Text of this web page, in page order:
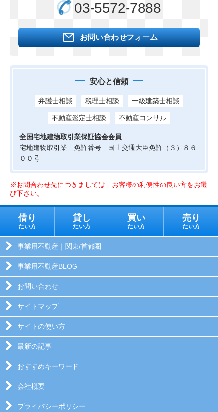
03-5572-7888
お問い合わせフォーム
安心と信頼
弁護士相談 税理士相談 一級建築士相談
不動産鑑定士相談 不動産コンサル
全国宅地建物取引業保証協会会員
宅地建物取引業 免許番号 国土交通大臣免許（３）８６
００号
※お問合わせ先につきましては、お客様の利便性の良い方をお選
び下さい。
借り
たい方
貸し
たい方
買い
たい方
売り
たい方
事業用不動産｜関東/首都圏
事業用不動産BLOG
お問い合わせ
サイトマップ
サイトの使い方
最新の記事
おすすめキーワード
会社概要
プライバシーポリシー